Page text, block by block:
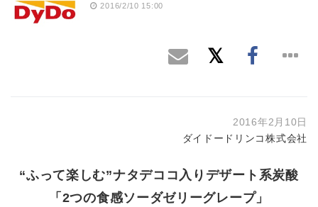
2016/2/10 15:00
2016年2月10日
ダイドードリンコ株式会社
“ふって楽しむ”ナタデココ入りデザート系炭酸
「2つの食感ソーダゼリーグレープ」